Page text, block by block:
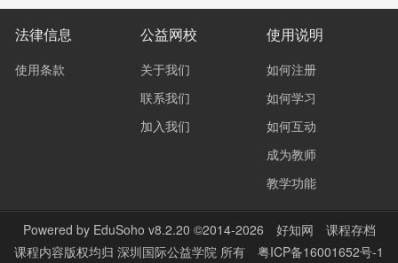
法律信息
使用条款
公益网校
关于我们
联系我们
加入我们
使用说明
如何注册
如何学习
如何互动
成为教师
教学功能
Powered by EduSoho v8.2.20 ©2014-2026 好知网
课程存档
课程内容版权均归 深圳国际公益学院 所有 粤ICP备16001652号-1